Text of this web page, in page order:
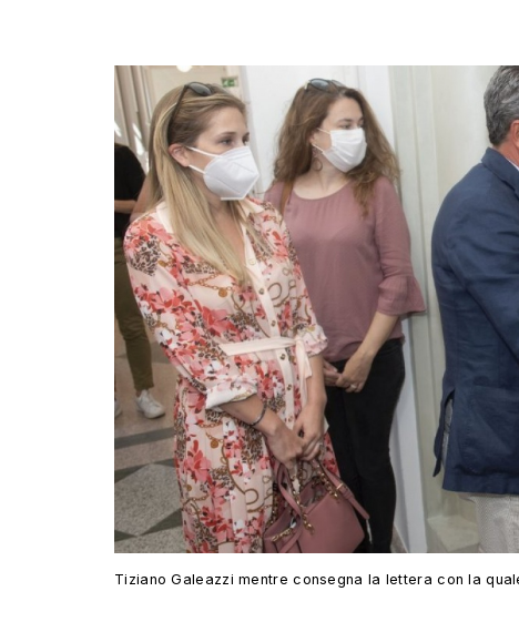
Tiziano Galeazzi mentre consegna la lettera con la